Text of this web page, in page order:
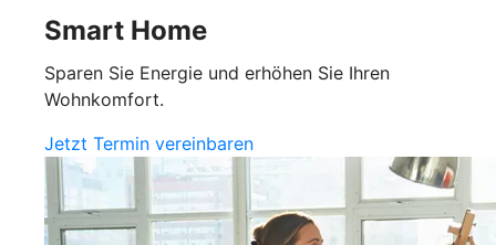
Smart Home
Sparen Sie Energie und erhöhen Sie Ihren
Wohnkomfort.
Jetzt Termin vereinbaren